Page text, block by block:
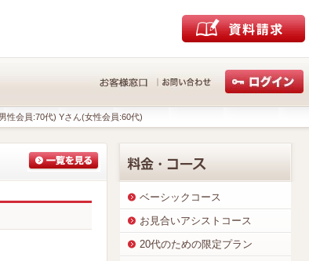
性会員:70代) Yさん(女性会員:60代)
ベーシックコース
お見合いアシストコース
20代のための限定プラン